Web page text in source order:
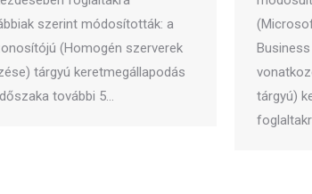
szerint módosították: a
(Homogén szerverek
tárgyú keretmegállapodás
további 5…
tárgyú)